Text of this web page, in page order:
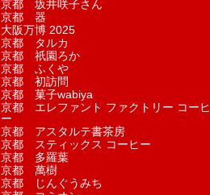
京都 坂井咲子さん
京都 器
大阪万博 2025
京都 タルカ
京都 祇園ろか
京都 ふくや
京都 初訪問
京都 菓子wabiya
京都 エレファント ファクトリー コーヒ
ー
京都 アスタルテ書茶房
京都 スティックス コーヒー
京都 多羅葉
京都 萬樹
京都 じんぐうみち